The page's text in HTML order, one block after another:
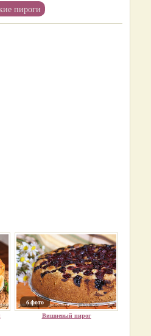
пироги
6 фото
Вишневый пирог